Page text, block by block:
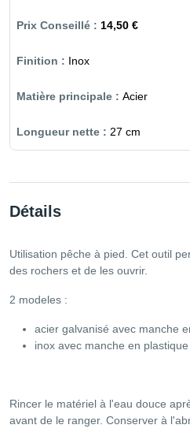
14,50 €
Inox
Acier
27 cm
Détails
Utilisation pêche à pied. Cet outil
des rochers et de les ouvrir.
2 modeles :
acier galvanisé avec manche
inox avec manche en
Rincer le matériel à l'eau douce
avant de le ranger. Conserver à